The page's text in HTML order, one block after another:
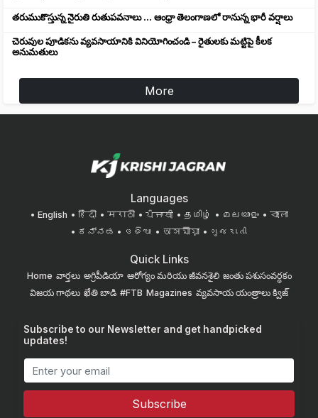
తరుముకొస్తున్న నైరుతి రుతుపవనాలు ... ఆంధ్రా తెలంగాణలో రానున్న భారీ వర్షాలు
చెరువుల పూడికను వ్యవసాయానికి వినియోగించండి – రైతులకు మట్టిపై కీలక
అనుమతులు
More
Languages
English हिंदी मराठी ਪੰਜਾਬੀ தமிழ் മലയാളം
বাংলা
ಕನ್ನಡ
ଓଡିଆ অসমীয়া ગુજરાતી
Quick Links
Home వార్తలు అగ్రిపీడియా ఆరోగ్యం మరియు జీవనశైలి జంతు పశుసంవర్ధకం
విజయ గాథలు ఖేతి బాడి #FTB Magazines వ్యవసాయ యంత్రాలు క్విజ్
Subscribe to our Newsletter and get handpicked
updates!
Subscribe